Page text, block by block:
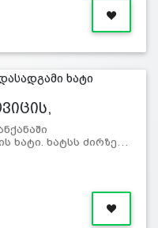
ხატი. ხატსს ძირზე…